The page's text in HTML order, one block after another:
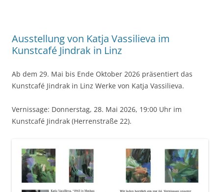
Ausstellung von Katja Vassilieva im
Kunstcafé Jindrak in Linz
Ab dem 29. Mai bis Ende Oktober 2026 präsentiert das
Kunstcafé Jindrak in Linz Werke von Katja Vassilieva.
Vernissage: Donnerstag, 28. Mai 2026, 19:00 Uhr im
Kunstcafé Jindrak (Herrenstraße 22).